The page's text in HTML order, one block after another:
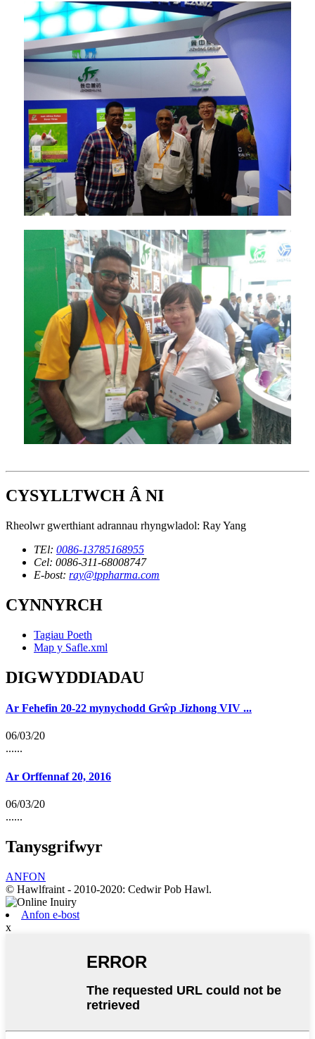
CYSYLLTWCH Â NI
Rheolwr gwerthiant adrannau rhyngwladol: Ray Yang
TEl: 0086-13785168955
Cel: 0086-311-68008747
E-bost: ray@tppharma.com
CYNNYRCH
Tagiau Poeth
Map y Safle.xml
DIGWYDDIADAU
Ar Fehefin 20-22 mynychodd Grŵp Jizhong VIV ...
06/03/20
......
Ar Orffennaf 20, 2016
06/03/20
......
Tanysgrifwyr
ANFON
© Hawlfraint - 2010-2020: Cedwir Pob Hawl.
Anfon e-bost
x